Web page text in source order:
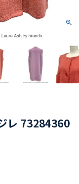
レ 73284360